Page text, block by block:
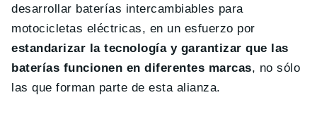
desarrollar baterías intercambiables para
motocicletas eléctricas, en un esfuerzo por
estandarizar la tecnología y garantizar que las
baterías funcionen en diferentes marcas, no sólo
las que forman parte de esta alianza.